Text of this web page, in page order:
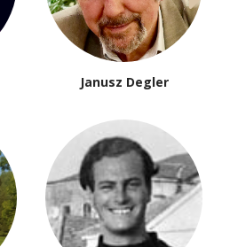
Janusz Degler